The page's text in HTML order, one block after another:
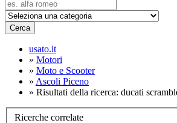
Cerca
usato.it
» Motori
» Moto e Scooter
» Ascoli Piceno
» Risultati della ricerca: ducati
Ricerche correlate